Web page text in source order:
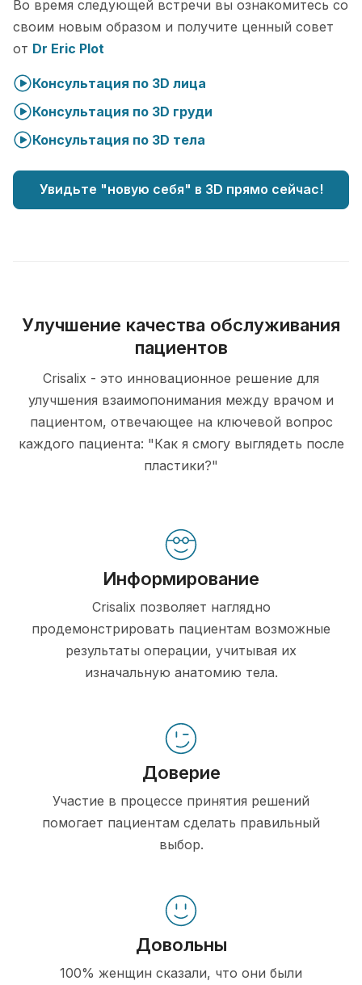
Во время следующей встречи вы ознакомитесь со
своим новым образом и получите ценный совет
от Dr Eric Plot
Консультация по 3D лица
Консультация по 3D груди
Консультация по 3D тела
Увидьте "новую себя" в 3D прямо сейчас!
Улучшение качества обслуживания
пациентов
Crisalix - это инновационное решение для
улучшения взаимопонимания между врачом и
пациентом, отвечающее на ключевой вопрос
каждого пациента: "Как я смогу выглядеть после
пластики?"
Информирование
Crisalix позволяет наглядно
продемонстрировать пациентам возможные
результаты операции, учитывая их
изначальную анатомию тела.
Доверие
Участие в процессе принятия решений
помогает пациентам сделать правильный
выбор.
Довольны
100% женщин сказали, что они были